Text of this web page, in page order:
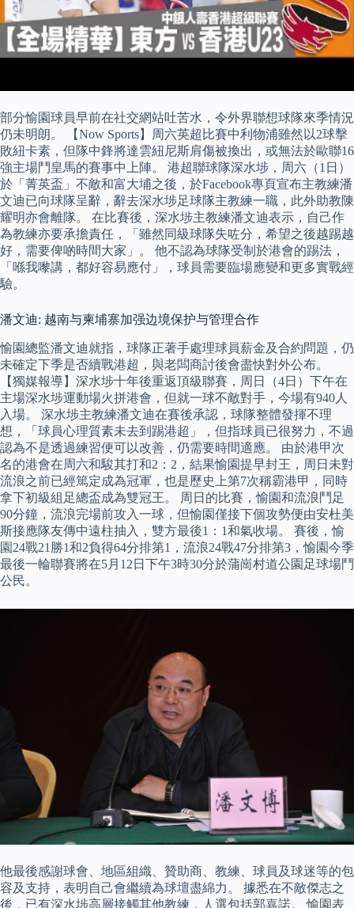
部分愉園球員早前在社交網站吐苦水，令外界聯想球隊來季情況
仍未明朗。 【Now Sports】周六英超比賽中利物浦雖然以2球擊
敗紐卡素，但隊中鋒將達雲紐尼斯肩傷被換出，或無法於歐聯16
強主場鬥皇馬的賽事中上陣。 港超聯球隊深水埗，周六（1日）
於「菁英盃」不敵和富大埔之後，於Facebook專頁宣布主教練潘
文迪已向球隊呈辭，辭去深水埗足球隊主教練一職，此外助教陳
耀明亦會離隊。 在比賽後，深水埗主教練潘文迪表示，自己作
為教練亦要承擔責任，「雖然同級球隊失咗分，希望之後越踢越
好，需要俾啲時間大家」。 他不認為球隊受制於港會的踢法，
「喺我嚟講，都好容易應付」，球員需要臨場應變和更多實戰經
驗。
潘文迪: 越南与柬埔寨加强边境保护与管理合作
愉園總監潘文迪就指，球隊正著手處理球員薪金及合約問題，仍
未確定下季是否續戰港超，與老闆商討後會盡快對外公布。
【獨媒報導】深水埗十年後重返頂級聯賽，周日（4日）下午在
主場深水埗運動場火拼港會，但就一球不敵對手，今場有940人
入場。 深水埗主教練潘文迪在賽後承認，球隊整體發揮不理
想，「球員心理質素未去到踢港超」，但指球員已很努力，不過
認為不是透過練習便可以改善，仍需要時間適應。 由於港甲次
名的港會在周六和駿其打和2：2，結果愉園提早封王，周日未對
流浪之前已經篤定成為冠軍，也是歷史上第7次稱霸港甲，同時
拿下初級組足總盃成為雙冠王。 周日的比賽，愉園和流浪鬥足
90分鐘，流浪完場前攻入一球，但愉園僅接下個攻勢便由安杜美
斯接應隊友傳中遠柱抽入，雙方最後1：1和氣收場。 賽後，愉
園24戰21勝1和2負得64分排第1，流浪24戰47分排第3，愉園今季
最後一輪聯賽將在5月12日下午3時30分於蒲崗村道公園足球場鬥
公民。
他最後感謝球會、地區組織、贊助商、教練、球員及球迷等的包
容及支持，表明自己會繼續為球壇盡綿力。 據悉在不敵傑志之
後，已有深水埗高層接觸其他教練，人選包括郭嘉諾。 愉園表